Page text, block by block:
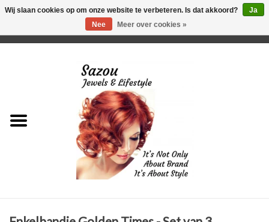
Just for Him
Wij slaan cookies op om onze website te verbeteren. Is dat akkoord?
Ja
Nee
Meer over cookies »